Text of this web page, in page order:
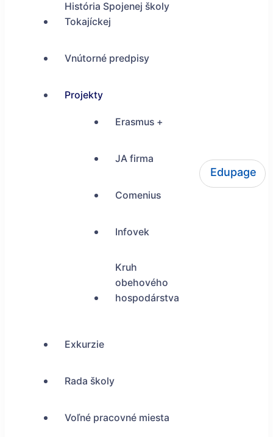
ŠUP Tokajícka 24, Bratislava
História Spojenej školy
Tokajíckej
Vnútorné predpisy
Projekty
Erasmus +
JA firma
Comenius
Infovek
Kruh
obehového
hospodárstva
Exkurzie
Rada školy
Voľné pracovné miesta
Edupage